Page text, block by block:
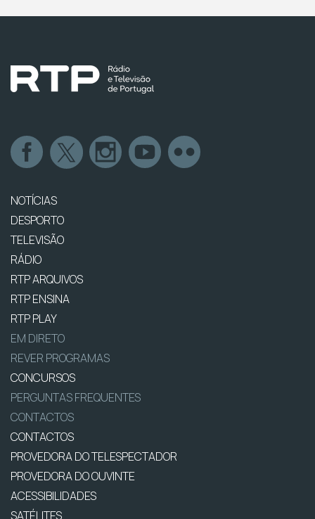
NOTÍCIAS
DESPORTO
TELEVISÃO
RÁDIO
RTP ARQUIVOS
RTP ENSINA
RTP PLAY
EM DIRETO
REVER PROGRAMAS
CONCURSOS
PERGUNTAS FREQUENTES
CONTACTOS
CONTACTOS
PROVEDORA DO TELESPECTADOR
PROVEDORA DO OUVINTE
ACESSIBILIDADES
SATÉLITES